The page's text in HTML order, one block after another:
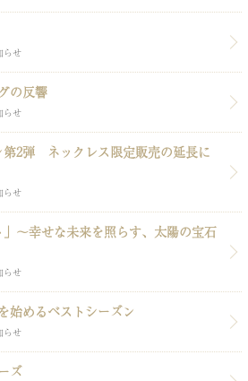
らせ
の反響
らせ
第2弾 ネックレス限定販売の延長に
らせ
～幸せな未来を照らす、太陽の宝石
らせ
始めるベストシーズン
らせ
ズ